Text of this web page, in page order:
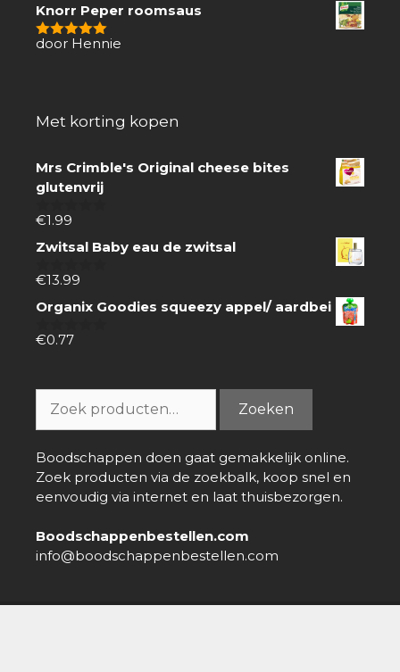
Knorr Peper roomsaus
5van 5
door Hennie
Met korting kopen
Mrs Crimble's Original cheese bites
glutenvrij
0
5
€1.99
Zwitsal Baby eau de zwitsal
0
5
€13.99
Organix Goodies squeezy appel/ aardbei
0
€0.77
naar:
Zoeken
Boodschappen doen gaat gemakkelijk online.
Zoek producten via de zoekbalk, koop snel en
eenvoudig via internet en laat thuisbezorgen.
Boodschappenbestellen.com
info@boodschappenbestellen.com